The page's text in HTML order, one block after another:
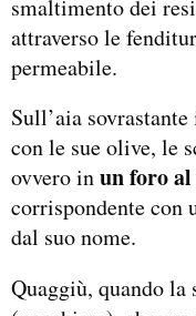
smaltimento dei
attraverso le
permeabile.
Sull’aia
con le sue olive, le
ovvero inun foro
corrispondente con
dal suo nome.
Quaggiù, quando